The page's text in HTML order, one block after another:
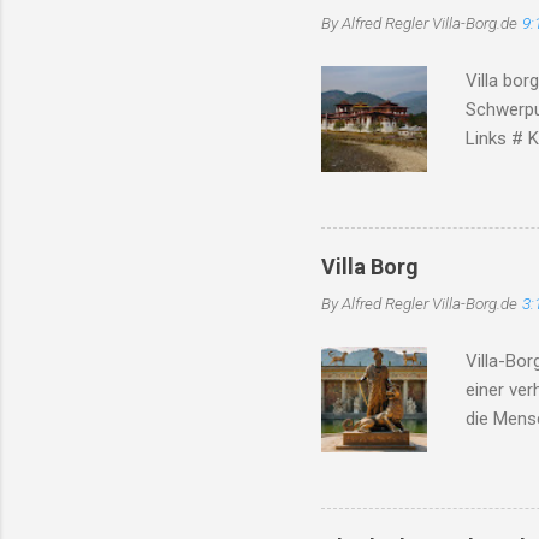
dicht,
erneut
By Alfred ReglerVilla-Borg.de
Villa
Links #
Website
Villa Borg
By Alfred ReglerVilla-Borg.de
Villa-
einer
die
Die
Region